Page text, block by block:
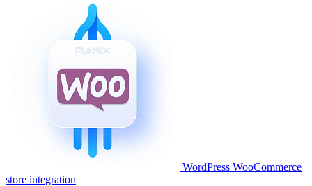
WordPress WooCommerce
store integration